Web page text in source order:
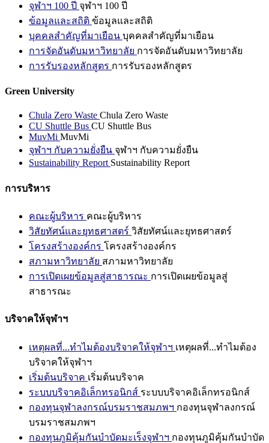
จุฬาฯ 100 ปี จุฬาฯ 100 ปี
ข้อมูลและสถิติ ข้อมูลและสถิติ
บุคคลสำคัญที่มาเยือน บุคคลสำคัญที่มาเยือน
การจัดอันดับมหาวิทยาลัย การจัดอันดับมหาวิทยาลัย
การรับรองหลักสูตร การรับรองหลักสูตร
Green University
Chula Zero Waste Chula Zero Waste
CU Shuttle Bus CU Shuttle Bus
MuvMi MuvMi
จุฬาฯ กับความยั่งยืน จุฬาฯ กับความยั่งยืน
Sustainability Report Sustainability Report
การบริหาร
คณะผู้บริหาร คณะผู้บริหาร
วิสัยทัศน์และยุทธศาสตร์ วิสัยทัศน์และยุทธศาสตร์
โครงสร้างองค์กร โครงสร้างองค์กร
สภามหาวิทยาลัย สภามหาวิทยาลัย
การเปิดเผยข้อมูลสู่สาธารณะ การเปิดเผยข้อมูลสู่
สาธารณะ
บริจาคให้จุฬาฯ
เหตุผลที่...ทำไมต้องบริจาคให้จุฬาฯ เหตุผลที่...ทำไมต้อง
บริจาคให้จุฬาฯ
เริ่มต้นบริจาค เริ่มต้นบริจาค
ระบบบริจาคอิเล็กทรอนิกส์ ระบบบริจาคอิเล็กทรอนิกส์
กองทุนจุฬาลงกรณ์บรมราชสมภพฯ กองทุนจุฬาลงกรณ์
บรมราชสมภพฯ
กองทุนภูมิคุ้มกันบำบัดมะเร็งจุฬาฯ กองทุนภูมิคุ้มกันบำบัด